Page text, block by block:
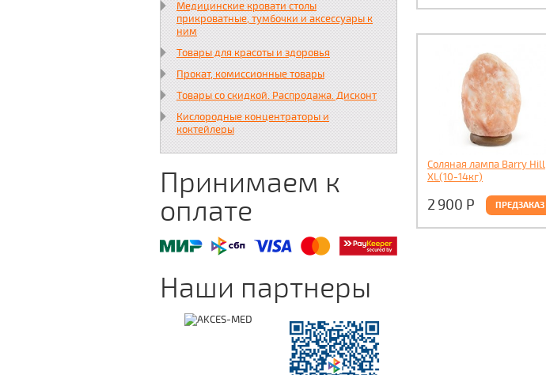
Медицинские кровати столы
прикроватные, тумбочки и аксессуары к
ним
Товары для красоты и здоровья
Прокат, комиссионные товары
Товары со скидкой. Распродажа. Дисконт
Кислородные концентраторы и
коктейлеры
Принимаем к
оплате
Наши партнеры
Соляная лампа Barry Hill
XL(10-14кг)
2 900 Р ПРЕДЗАКАЗ